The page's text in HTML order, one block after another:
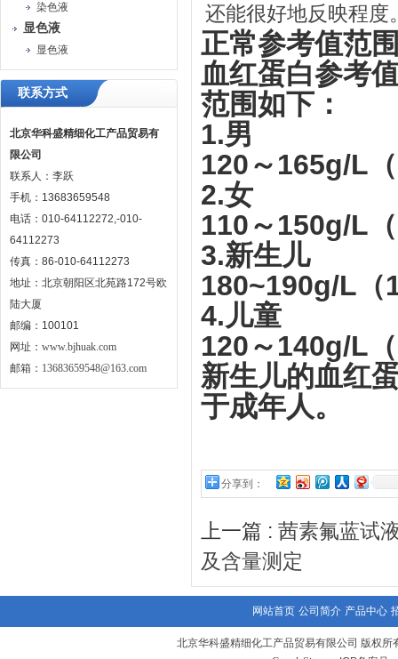
染色液
显色液
显色液
联系方式
北京华科盛精细化工产品贸易有
限公司
联系人：李跃
手机：13683659548
电话：010-64112272,-010-
64112273
传真：86-010-64112273
地址：北京朝阳区北苑路172号欧
陆大厦
邮编：100101
网址： www.bjhuak.com
邮箱： 13683659548@163.com
还能很好地反映程度
正常参考值范
血红蛋白参考
范围如下：
1.男
120～165g/L
2.女
110～150g/L
3.新生儿
180~190g/L（
4.儿童
120～140g/L
新生儿的血红
于成年人。
分享到：
上一篇 : 茜素氟蓝试
及含量测定
网站首页 公司简介 产品中心
北京华科盛精细化工产品贸易有限公司 版权所